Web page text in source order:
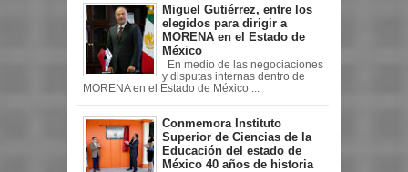
Miguel Gutiérrez, entre los
elegidos para dirigir a
MORENA en el Estado de
México
En medio de las negociaciones
y disputas internas dentro de
MORENA en el Estado de México ...
Conmemora Instituto
Superior de Ciencias de la
Educación del estado de
México 40 años de historia